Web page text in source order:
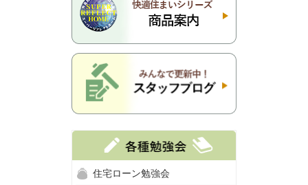
住宅ローン勉強会